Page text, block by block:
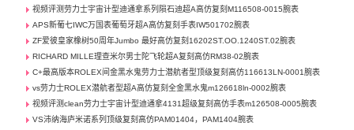
视频评测劳力士宇宙计型迪通拿系列陨石迪超A高仿复刻M116508-0015腕表
APS新葡七IWC万国表葡萄牙超A高仿复刻手表IW501702腕表
ZF爱彼皇家橡树50周年Jumbo 最好高仿复刻16202ST.OO.1240ST.02腕表
RICHARD MILLE理查米尔男士陀飞轮超A复刻高仿RM38-02腕表
C+最高版本ROLEX间金黑水鬼劳力士潜航者型顶级复刻高仿116613LN-0001腕表
vs劳力士ROLEX潜航者型超A高仿复刻全金黑水鬼m126618ln-0002腕表
视频评测clean劳力士宇宙计型迪通拿4131超级复刻高仿手表m126508-0005腕表
VS沛纳海庐米诺系列顶级复刻高仿PAM01404，PAM1404腕表